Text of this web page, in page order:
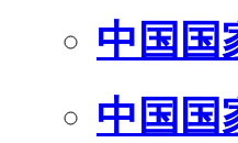
中国国
中国国